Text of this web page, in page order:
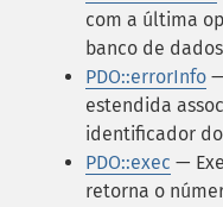
com a última
banco de dados
PDO::errorInfo
estendida
identificador
PDO::exec —
retorna o